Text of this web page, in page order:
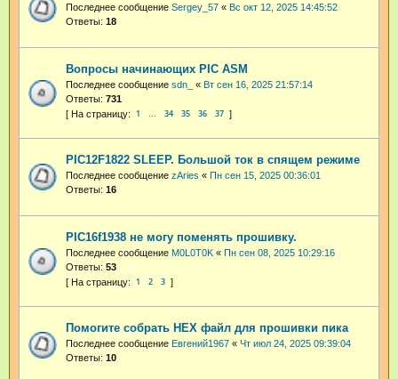
Последнее сообщение Sergey_57 « Вс окт 12, 2025 14:45:52
Ответы: 18
Вопросы начинающих PIC ASM
Последнее сообщение sdn_ « Вт сен 16, 2025 21:57:14
Ответы: 731
1 … 34 35 36 37
PIC12F1822 SLEEP. Большой ток в спящем режиме
Последнее сообщение zAries « Пн сен 15, 2025 00:36:01
Ответы: 16
PIC16f1938 не могу поменять прошивку.
Последнее сообщение M0L0T0K « Пн сен 08, 2025 10:29:16
Ответы: 53
1 2 3
Помогите собрать HEX файл для прошивки пика
Последнее сообщение Евгений1967 « Чт июл 24, 2025 09:39:04
Ответы: 10